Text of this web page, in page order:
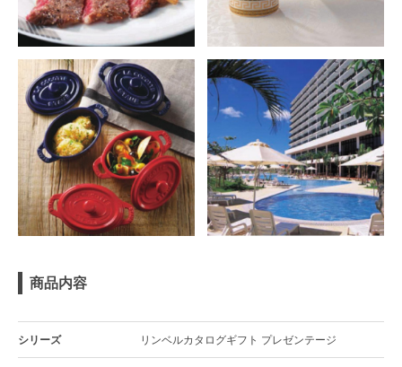
商品内容
シリーズ リンベルカタログギフト プレゼンテージ